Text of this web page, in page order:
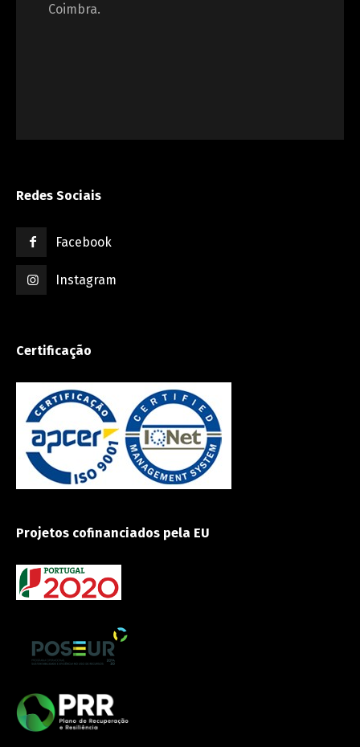
Coimbra.
Redes Sociais
Facebook
Instagram
Certificação
Projetos cofinanciados pela EU